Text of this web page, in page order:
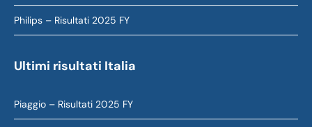
Philips – Risultati 2025 FY
Ultimi risultati Italia
Piaggio – Risultati 2025 FY